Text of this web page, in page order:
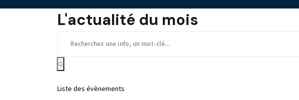
L'actualité du mois
Liste des évènements